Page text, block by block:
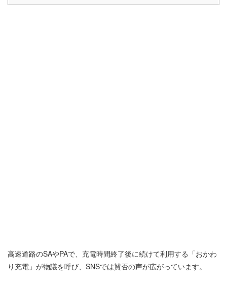
高速道路のSAやPAで、充電時間終了後に続けて利用する「おかわ
り充電」が物議を呼び、SNSでは賛否の声が広がっています。